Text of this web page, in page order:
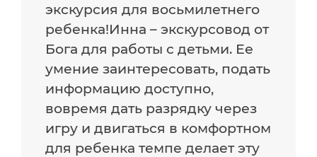
экскурсия для восьмилетнего
ребенка!Инна – экскурсовод от
Бога для работы с детьми. Ее
умение заинтересовать, подать
информацию доступно,
вовремя дать разрядку через
игру и двигаться в комфортном
для ребенка темпе делает эту